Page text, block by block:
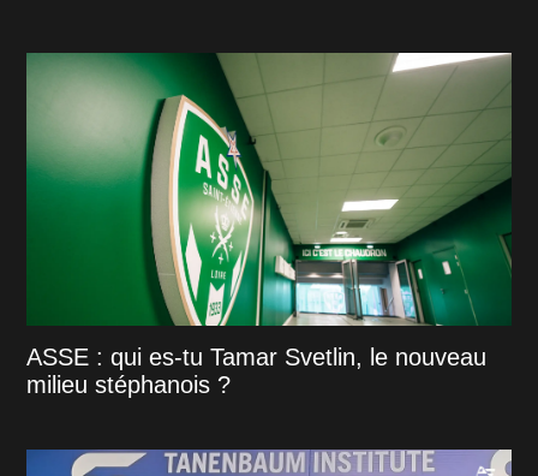
ASSE : qui es-tu Tamar Svetlin, le nouveau
milieu stéphanois ?